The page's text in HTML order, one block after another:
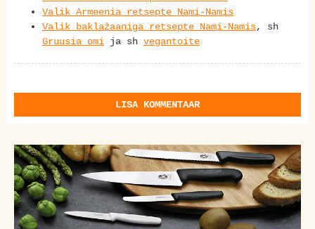
Valik Armeenia retsepte Nami-Namis
Valik baklažaaniga retsepte Nami-Namis, sh
Gruusia omi ja sh vegantoite
LISA KOMMENTAAR